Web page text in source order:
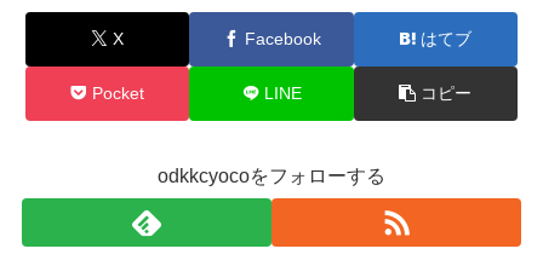
X Facebook はてブ
Pocket LINE コピー
odkkcyocoをフォローする